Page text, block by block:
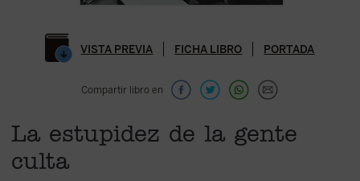
VISTA PREVIA FICHA LIBRO PORTADA
Compartir libro en
La estupidez de la gente
culta